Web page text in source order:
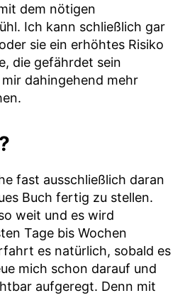
dem nötigen
Ich kann schließlich gar
sie ein erhöhtes Risiko
die gefährdet sein
dahingehend mehr
fast ausschließlich daran
Buch fertig zu stellen.
weit und es wird
Tage bis Wochen
es natürlich, sobald es
mich schon darauf und
aufgeregt. Denn mit